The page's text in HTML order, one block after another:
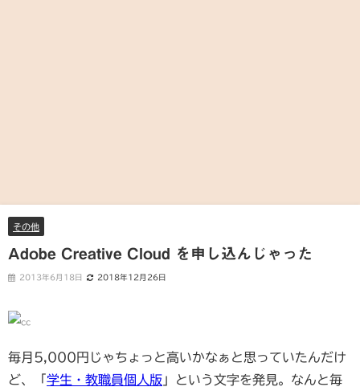
その他
Adobe Creative Cloud を申し込んじゃった
2013年6月18日 2018年12月26日
毎月5,000円じゃちょっと高いかなぁと思っていたんだけ
ど、「 学生・教職員個人版 」という文字を発見。なんと毎